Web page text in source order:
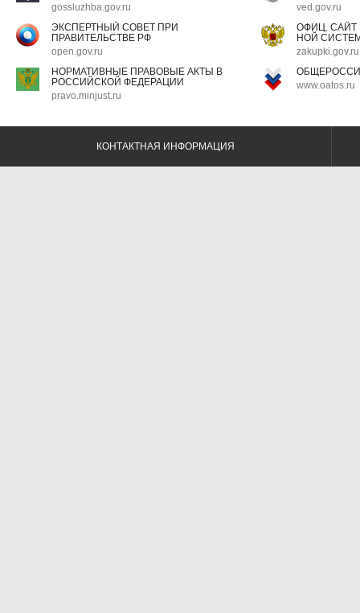
gossluzhba.gov.ru
ved.gov.ru
ЭКСПЕРТНЫЙ СОВЕТ ПРИ
ПРАВИТЕЛЬСТВЕ РФ
open.gov.ru
ОФИЦ.
НОЙ
zakupki.gov.ru
НОРМАТИВНЫЕ ПРАВОВЫЕ АКТЫ В
РОССИЙСКОЙ ФЕДЕРАЦИИ
pravo.minjust.ru
www.oatos.ru
КОНТАКТНАЯ ИНФОРМАЦИЯ